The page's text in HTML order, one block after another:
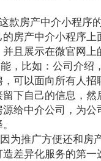
款房产中介小程序
房产中介小程序上
且展示在微官网上
，比如：公司介绍，
可以面向所有人招
下自己的信息，然
给中介公司，为公
为推广方便还和房
差异化服务的第一